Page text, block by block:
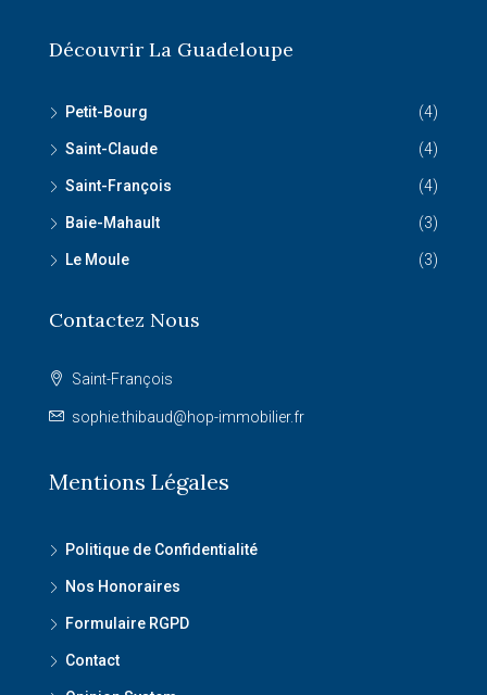
Découvrir La Guadeloupe
Petit-Bourg (4)
Saint-Claude (4)
Saint-François (4)
Baie-Mahault (3)
Le Moule (3)
Contactez Nous
Saint-François
sophie.thibaud@hop-immobilier.fr
Mentions Légales
Politique de Confidentialité
Nos Honoraires
Formulaire RGPD
Contact